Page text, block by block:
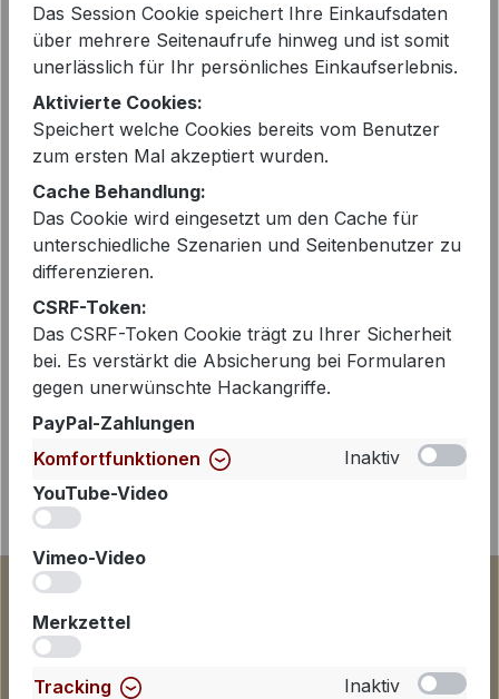
EAN:2000225310524
Artikelnummer:S23B197
Beschreibung
Pullover mit modischem V-Ausschnitt
in einem sommerlichen Hellblau. Der
Pullover besitzt zudem einen schön
liegenden Kragen…Mehr
Das Session Cookie speichert Ihre Einkaufsdaten
über mehrere Seitenaufrufe hinweg und ist somit
unerlässlich für Ihr persönliches Einkaufserlebnis.
Aktivierte Cookies:
Speichert welche Cookies bereits vom Benutzer
zum ersten Mal akzeptiert wurden.
Cache Behandlung:
Das Cookie wird eingesetzt um den Cache für
unterschiedliche Szenarien und Seitenbenutzer zu
differenzieren.
CSRF-Token:
Das CSRF-Token Cookie trägt zu Ihrer Sicherheit
bei. Es verstärkt die Absicherung bei Formularen
gegen unerwünschte Hackangriffe.
PayPal-Zahlungen
Komfortfunktionen
Inaktiv
YouTube-Video
Vimeo-Video
Merkzettel
Tracking
Inaktiv